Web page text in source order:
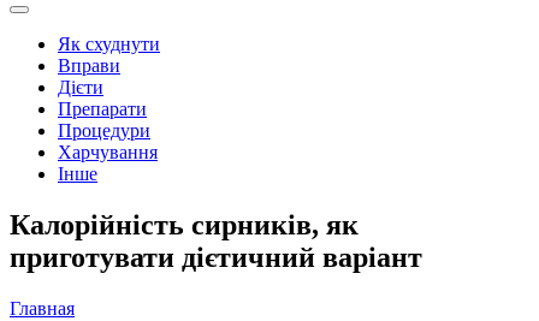
Як схуднути
Вправи
Дієти
Препарати
Процедури
Харчування
Інше
Калорійність сирників, як
приготувати дієтичний варіант
Главная